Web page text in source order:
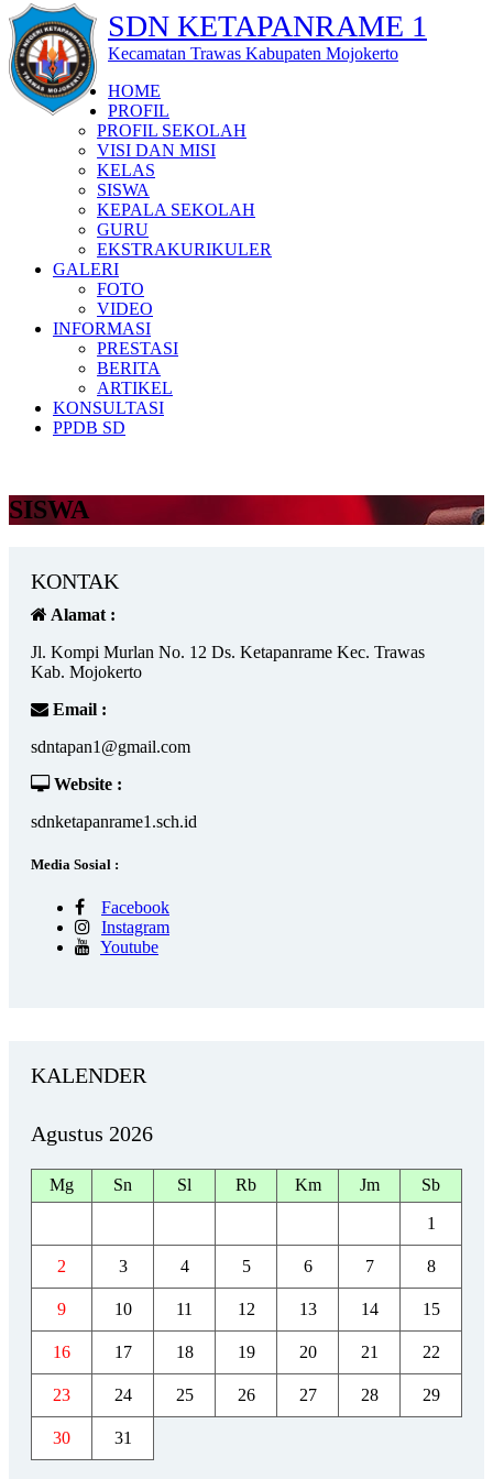
SDN KETAPANRAME 1
Kecamatan Trawas Kabupaten Mojokerto
HOME
PROFIL
PROFIL SEKOLAH
VISI DAN MISI
KELAS
SISWA
KEPALA SEKOLAH
GURU
EKSTRAKURIKULER
GALERI
FOTO
VIDEO
INFORMASI
PRESTASI
BERITA
ARTIKEL
KONSULTASI
PPDB SD
SISWA
KONTAK
Alamat :
Jl. Kompi Murlan No. 12 Ds. Ketapanrame Kec. Trawas
Kab. Mojokerto
Email :
sdntapan1@gmail.com
Website :
sdnketapanrame1.sch.id
Media Sosial :
Facebook
Instagram
Youtube
KALENDER
Agustus 2026
Mg Sn Sl Rb Km Jm Sb
1
2 3 4 5 6 7 8
9 10 11 12 13 14 15
16 17 18 19 20 21 22
23 24 25 26 27 28 29
30 31